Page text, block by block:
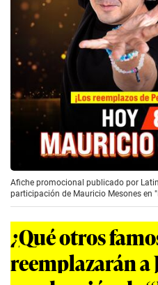
Afiche promocional publicado por
participación de Mauricio Mesones en
¿Qué otros
reemplazarán a